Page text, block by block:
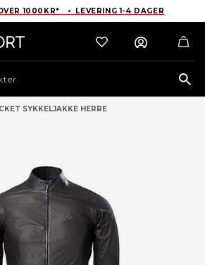
1000KR* • LEVERING 1-4 DAGER
SYKKELJAKKE HERRE